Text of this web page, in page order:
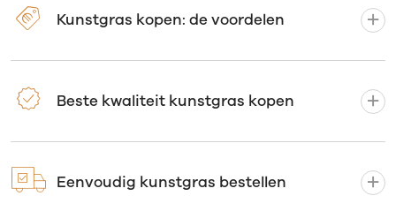
Kunstgras kopen: de voordelen
Beste kwaliteit kunstgras kopen
Eenvoudig kunstgras bestellen